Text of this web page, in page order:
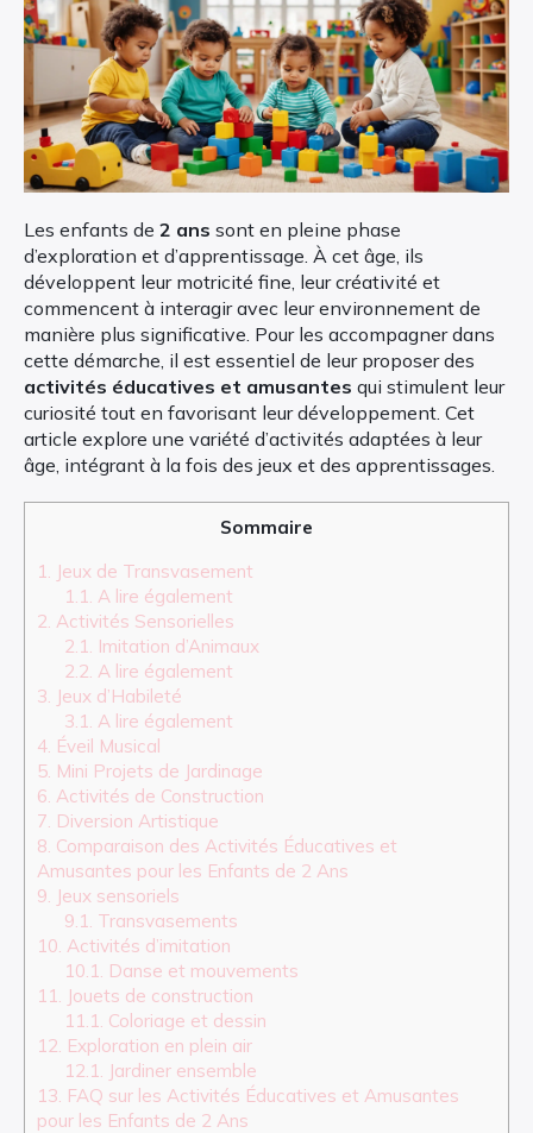
Les enfants de 2 ans sont en pleine phase
d’exploration et d’apprentissage. À cet âge, ils
développent leur motricité fine, leur créativité et
commencent à interagir avec leur environnement de
manière plus significative. Pour les accompagner dans
cette démarche, il est essentiel de leur proposer des
activités éducatives et amusantes qui stimulent leur
curiosité tout en favorisant leur développement. Cet
article explore une variété d’activités adaptées à leur
âge, intégrant à la fois des jeux et des apprentissages.
Sommaire
1.
Jeux de Transvasement
1.1. A lire également
2. Activités Sensorielles
2.1.
Imitation d’Animaux
2.2. A lire également
3. Jeux d’Habileté
3.1. A lire également
4. Éveil Musical
5. Mini Projets de Jardinage
6. Activités de Construction
7. Diversion Artistique
8. Comparaison des Activités Éducatives et
Amusantes pour les Enfants de 2 Ans
9. Jeux sensoriels
9.1. Transvasements
10. Activités d’imitation
10.1.
Danse et mouvements
11.
Jouets de construction
11.1. Coloriage et dessin
12. Exploration en plein air
12.1.
Jardiner ensemble
13. FAQ sur les Activités Éducatives et Amusantes
pour les Enfants de 2 Ans